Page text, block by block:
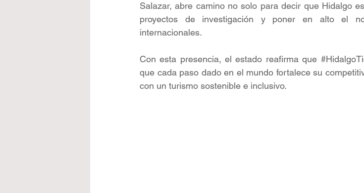
Salazar, abre camino no solo para decir que Hidalgo
proyectos de investigación y poner en alto el
internacionales.
Con esta presencia, el estado reafirma que
que cada paso dado en el mundo fortalece su
con un turismo sostenible e inclusivo.